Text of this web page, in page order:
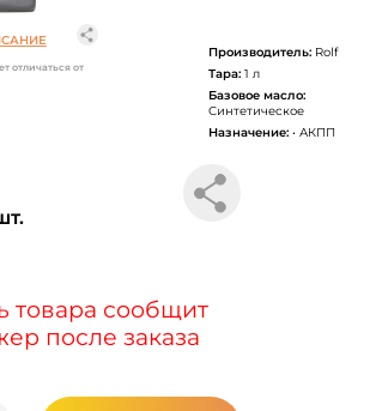
отличаться от
Производитель:Rolf
Тара:1 л
Базовое масло:
Синтетическое
Назначение:• АКПП
товара сообщит
после заказа